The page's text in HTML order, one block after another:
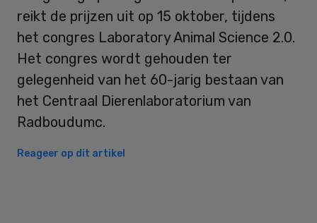
reikt de prijzen uit op 15 oktober, tijdens
het congres Laboratory Animal Science 2.0.
Het congres wordt gehouden ter
gelegenheid van het 60-jarig bestaan van
het Centraal Dierenlaboratorium van
Radboudumc.
Reageer op dit artikel